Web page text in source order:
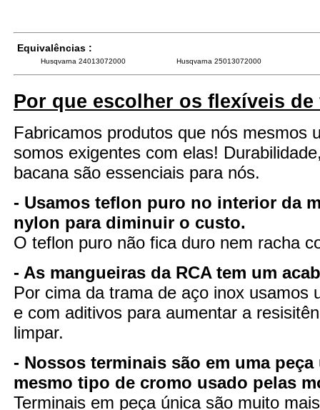
Equivalências :
Husqvarna 24013072000 Husqvarna 25013072000
Por que escolher os flexíveis de
Fabricamos produtos que nós mesmos
somos exigentes com elas!
bacana são essenciais para nós.
- Usamos teflon puro no interior da
nylon para diminuir o custo.
O teflon puro não fica duro nem racha
- As mangueiras da RCA tem um
Por cima da trama de aço inox usamos
e com aditivos para aumentar a
limpar.
- Nossos terminais são em uma
mesmo tipo de cromo usado pelas
Terminais em peça única são muito